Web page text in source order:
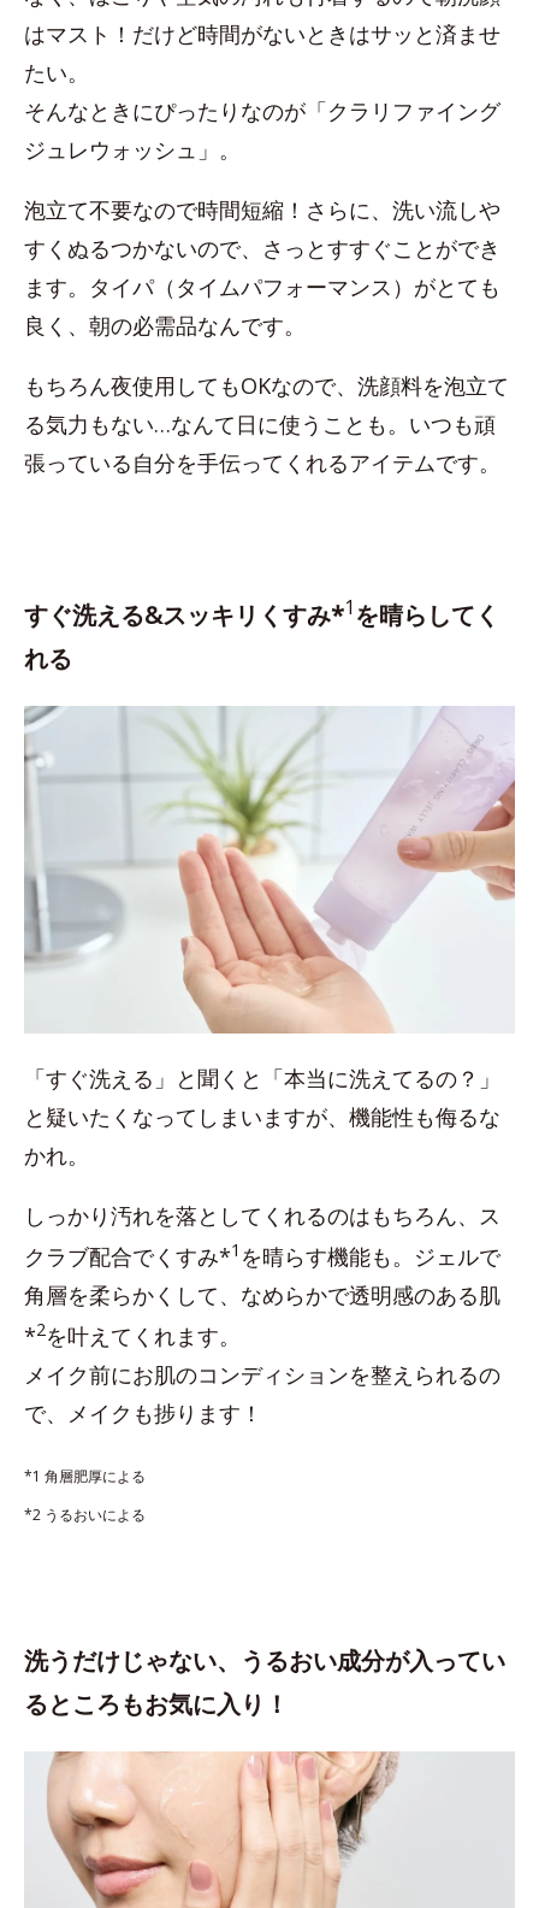
はマスト！だけど時間がないときはサッと済ませ
たい。
そんなときにぴったりなのが「クラリファイング
ジュレウォッシュ」。
泡立て不要なので時間短縮！さらに、洗い流しや
すくぬるつかないので、さっとすすぐことができ
ます。タイパ（タイムパフォーマンス）がとても
良く、朝の必需品なんです。
もちろん夜使用してもOKなので、洗顔料を泡立て
る気力もない…なんて日に使うことも。いつも頑
張っている自分を手伝ってくれるアイテムです。
すぐ洗える&スッキリくすみ*1 を晴らしてく
れる
「すぐ洗える」と聞くと「本当に洗えてるの？」
と疑いたくなってしまいますが、機能性も侮るな
かれ。
しっかり汚れを落としてくれるのはもちろん、ス
クラブ配合でくすみ*1 を晴らす機能も。ジェルで
角層を柔らかくして、なめらかで透明感のある肌
*2を叶えてくれます。
メイク前にお肌のコンディションを整えられるの
で、メイクも捗ります！
*1 角層肥厚による
*2 うるおいによる
洗うだけじゃない、うるおい成分が入ってい
るところもお気に入り！